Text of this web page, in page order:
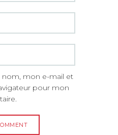
nom, mon e-mail et
pour mon